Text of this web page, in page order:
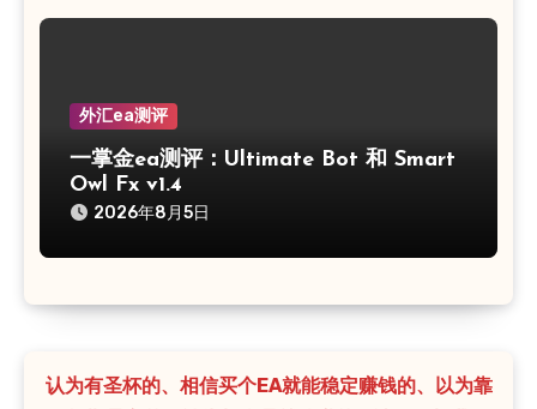
外汇ea测评
一掌金ea测评：Ultimate Bot 和 Smart
Owl Fx v1.4
2026年8月5日
认为有圣杯的、相信买个EA就能稳定赚钱的、以为靠